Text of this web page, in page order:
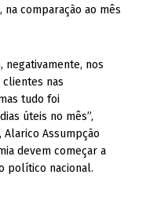
comparação ao mês
negativamente, nos
clientes nas
tudo foi
úteis no mês”,
Assumpção
devem começar a
político nacional.